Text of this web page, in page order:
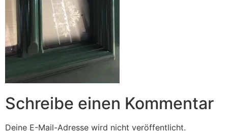
Schreibe einen Kommentar
Deine E-Mail-Adresse wird nicht veröffentlicht.